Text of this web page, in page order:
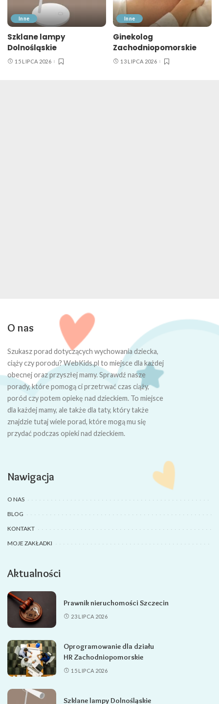
Inne
Szklane lampy
Dolnośląskie
15 LIPCA 2026
Inne
Ginekolog
Zachodniopomorskie
13 LIPCA 2026
O nas
Szukasz porad dotyczących wychowania dziecka,
ciąży czy porodu? WebKids.pl to miejsce dla każdej
obecnej oraz przyszłej mamy. Sprawdź nasze
porady, które pomogą ci przetrwać czas ciąży,
poród czy potem opiekę nad dzieckiem. To miejsce
dla każdej mamy, ale także dla taty, który także
znajdzie tutaj wiele porad, które mogą mu się
przydać podczas opieki nad dzieckiem.
Nawigacja
O NAS
BLOG
KONTAKT
MOJE ZAKŁADKI
Aktualności
Prawnik nieruchomości Szczecin
23 LIPCA 2026
Oprogramowanie dla działu
HR Zachodniopomorskie
15 LIPCA 2026
Szklane lampy Dolnośląskie